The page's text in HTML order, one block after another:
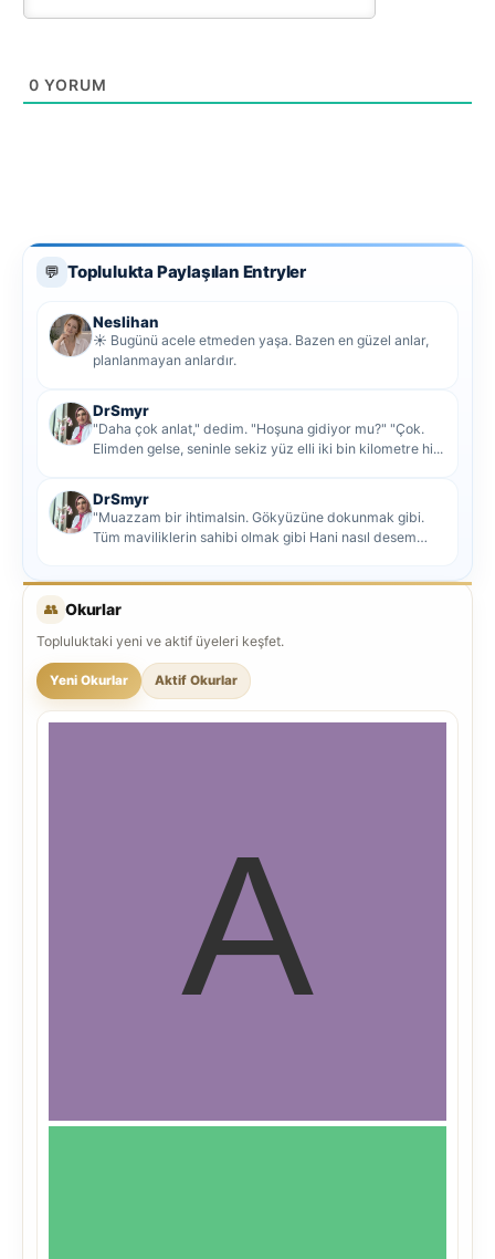
0 YORUM
💬 Toplulukta Paylaşılan Entryler
Neslihan
☀️ Bugünü acele etmeden yaşa. Bazen en güzel anlar,
planlanmayan anlardır.
DrSmyr
"Daha çok anlat," dedim. "Hoşuna gidiyor mu?" "Çok.
Elimden gelse, seninle sekiz yüz elli iki bin kilometre hi...
DrSmyr
"Muazzam bir ihtimalsin. Gökyüzüne dokunmak gibi.
Tüm maviliklerin sahibi olmak gibi Hani nasıl desem
👥 Okurlar
Topluluktaki yeni ve aktif üyeleri keşfet.
Yeni Okurlar Aktif Okurlar